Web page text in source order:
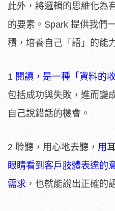
此外，將邏輯的思維化為
的要素。Spark 提供我們
積，培養自己「語」的能
1 閱讀，是一種「資料的收
包括成功與失敗，進而變
自己說錯話的機會。
2 聆聽，用心地去聽， 用
眼睛看到客戶肢體表達的
需求 ，也就能說出正確的